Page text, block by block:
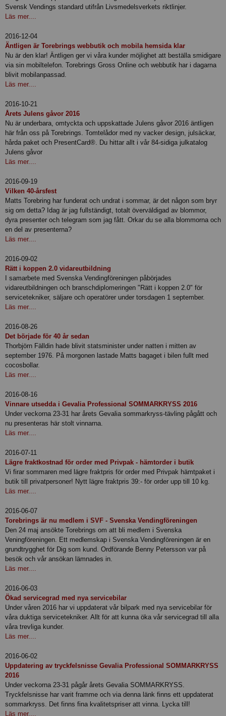
Svensk Vendings standard utifrån Livsmedelsverkets riktlinjer.
Läs mer....
2016-12-04
Äntligen är Torebrings webbutik och mobila hemsida klar
Nu är den klar! Äntligen ger vi våra kunder möjlighet att beställa smidigare
via sin mobiltelefon. Torebrings Gross Online och webbutik har i dagarna
blivit mobilanpassad.
Läs mer....
2016-10-21
Årets Julens gåvor 2016
Nu är underbara, omtyckta och uppskattade Julens gåvor 2016 äntligen
här från oss på Torebrings. Tomtelådor med ny vacker design, julsäckar,
hårda paket och PresentCard®. Du hittar allt i vår 84-sidiga julkatalog
Julens gåvor
Läs mer....
2016-09-19
Vilken 40-årsfest
Matts Torebring har funderat och undrat i sommar, är det någon som bryr
sig om detta? Idag är jag fullständigt, totalt överväldigad av blommor,
dyra presenter och telegram som jag fått. Orkar du se alla blommorna och
en del av presenterna?
Läs mer....
2016-09-02
Rätt i koppen 2.0 vidareutbildning
I samarbete med Svenska Vendingföreningen påbörjades
vidareutbildningen och branschdiplomeringen "Rätt i koppen 2.0" för
servicetekniker, säljare och operatörer under torsdagen 1 september.
Läs mer....
2016-08-26
Det började för 40 år sedan
Thorbjörn Fälldin hade blivit statsminister under natten i mitten av
september 1976. På morgonen lastade Matts bagaget i bilen fullt med
cocosbollar.
Läs mer....
2016-08-16
Vinnare utsedda i Gevalia Professional SOMMARKRYSS 2016
Under veckorna 23-31 har årets Gevalia sommarkryss-tävling pågått och
nu presenteras här stolt vinnarna.
Läs mer....
2016-07-11
Lägre fraktkostnad för order med Privpak - hämtorder i butik
Vi firar sommaren med lägre fraktpris för order med Privpak hämtpaket i
butik till privatpersoner! Nytt lägre fraktpris 39:- för order upp till 10 kg.
Läs mer....
2016-06-07
Torebrings är nu medlem i SVF - Svenska Vendingföreningen
Den 24 maj ansökte Torebrings om att bli medlem i Svenska
Veningföreningen. Ett medlemskap i Svenska Vendingföreningen är en
grundtrygghet för Dig som kund. Ordförande Benny Petersson var på
besök och vår ansökan lämnades in.
Läs mer....
2016-06-03
Ökad servicegrad med nya servicebilar
Under våren 2016 har vi uppdaterat vår bilpark med nya servicebilar för
våra duktiga servicetekniker. Allt för att kunna öka vår servicegrad till alla
våra trevliga kunder.
Läs mer....
2016-06-02
Uppdatering av tryckfelsnisse Gevalia Professional SOMMARKRYSS
2016
Under veckorna 23-31 pågår årets Gevalia SOMMARKRYSS.
Tryckfelsnisse har varit framme och via denna länk finns ett uppdaterat
sommarkryss. Det finns fina kvalitetspriser att vinna. Lycka till!
Läs mer....